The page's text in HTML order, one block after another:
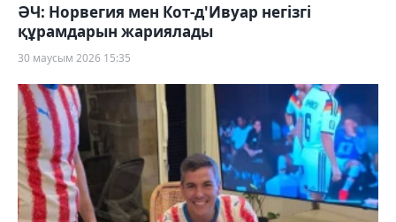
ӘЧ: Норвегия мен Кот-д'Ивуар негізгі
құрамдарын жариялады
30 маусым 2026 15:35